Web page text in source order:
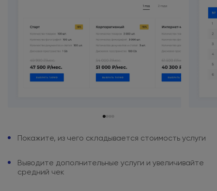
Покажите, из чего складывается стоимость услуги
Выводите дополнительные услуги и увеличивайте
средний чек